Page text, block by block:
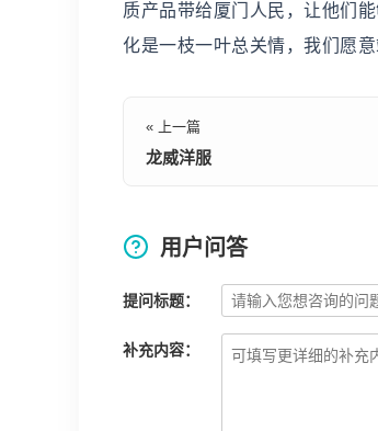
质产品带给厦门人民，让他们
化是一枝一叶总关情，我们愿
« 上一篇
龙威洋服
用户问答
提问标题：
补充内容：